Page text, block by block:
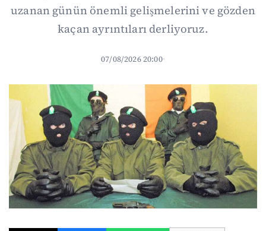
uzanan günün önemli gelişmelerini ve gözden
kaçan ayrıntıları derliyoruz.
07/08/2026 20:00·